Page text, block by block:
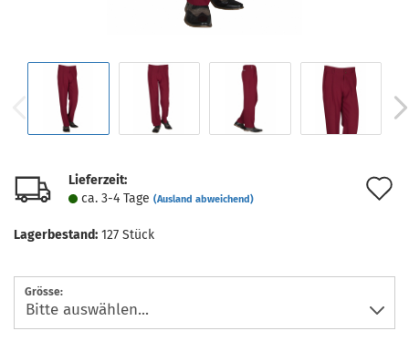
Lieferzeit:
ca. 3-4 Tage (Ausland abweichend)
Lagerbestand: 127 Stück
Grösse: